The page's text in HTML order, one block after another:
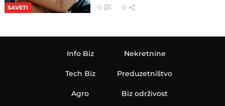
SAVETI 0 0
Info Biz
Tech Biz
Agro
Nekretnine
Preduzetništvo
Biz održivost